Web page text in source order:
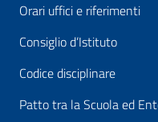
Orari uffici e riferimenti
Consiglio d’Istituto
Codice disciplinare
Patto tra la Scuola ed